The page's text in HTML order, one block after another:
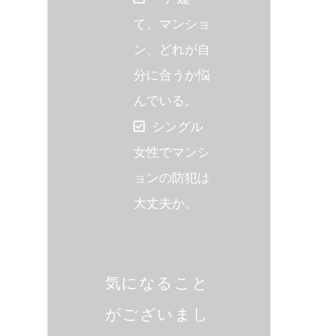
て、マンショ
ン、どれが自
分に合うか悩
んでいる。
シングル
女性でマンシ
ョンの防犯は
大丈夫か。
気になること
がございまし